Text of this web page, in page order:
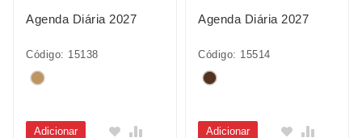
Agenda Diária 2027
Código: 15138
Adicionar
Agenda Diária 2027
Código: 15514
Adicionar